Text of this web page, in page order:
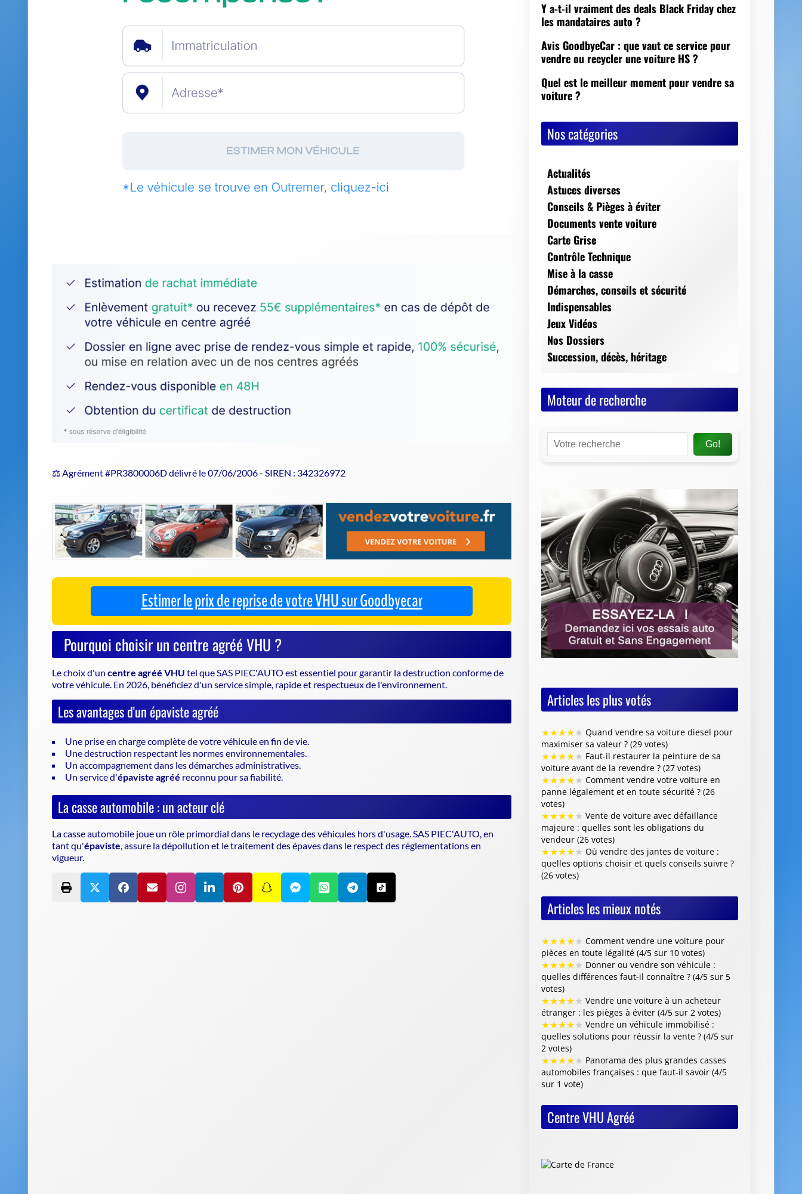
⚖️ Agrément #PR3800006D délivré le 07/06/2006 - SIREN : 342326972
Estimer le prix de reprise de votre VHU sur Goodbyecar
Pourquoi choisir un centre agréé VHU ?
Le choix d'un centre agréé VHU tel que SAS PIEC'AUTO est essentiel pour garantir ladestruction conforme de
votre véhicule. En 2026, bénéficiez d'un service simple, rapide et respectueux de l'environnement.
Les avantages d'un épaviste agréé
Une prise en charge complète de votre véhicule en fin de vie.
Une destruction respectant les normes environnementales.
Un accompagnement dans les démarches administratives.
Un service d'épaviste agréé reconnu pour sa fiabilité.
La casse automobile : un acteur clé
La casse automobile joue un rôle primordial dans le recyclage des véhicules hors d'usage. SAS PIEC'AUTO, en
tant qu'épaviste, assure la dépollution et le traitement des épaves dans le respect des réglementations en
vigueur.
Y a-t-il vraiment des deals Black Friday chez
les mandataires auto ?
Avis GoodbyeCar : que vaut ce service pour
vendre ou recycler une voiture HS ?
Quel est le meilleur moment pour vendre sa
voiture ?
Nos catégories
Actualités
Astuces diverses
Conseils & Pièges à éviter
Documents vente voiture
Carte Grise
Contrôle Technique
Mise à la casse
Démarches, conseils et sécurité
Indispensables
Jeux Vidéos
Nos Dossiers
Succession, décès, héritage
Moteur de recherche
Go!
Articles les plus votés
★★★★★ Quand vendre sa voiture diesel pour
maximiser sa valeur ? (29 votes)
★★★★★ Faut-il restaurer la peinture de sa
voiture avant de la revendre ? (27 votes)
★★★★★ Comment vendre votre voiture en
panne légalement et en toute sécurité ? (26
votes)
★★★★★ Vente de voiture avec défaillance
majeure : quelles sont les obligations du
vendeur (26 votes)
★★★★★ Où vendre des jantes de voiture :
quelles options choisir et quels conseils suivre ?
(26 votes)
Articles les mieux notés
★★★★★ Comment vendre une voiture pour
pièces en toute légalité (4/5 sur 10 votes)
★★★★★ Donner ou vendre son véhicule :
quelles différences faut-il connaître ? (4/5 sur 5
votes)
★★★★★ Vendre une voiture à un acheteur
étranger : les pièges à éviter (4/5 sur 2 votes)
★★★★★ Vendre un véhicule immobilisé :
quelles solutions pour réussir la vente ? (4/5 sur
2 votes)
★★★★★ Panorama des plus grandes casses
automobiles françaises : que faut-il savoir (4/5
sur 1 vote)
Centre VHU Agréé